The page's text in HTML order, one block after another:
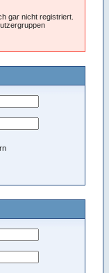
gar nicht registriert.